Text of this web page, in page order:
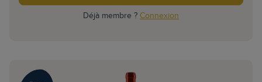
Déjà membre ? Connexion